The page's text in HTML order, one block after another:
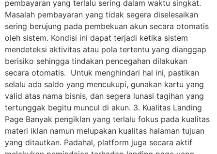
pembayaran yang terlalu sering dalam waktu singkat.
Masalah pembayaran yang tidak segera diselesaikan
sering berujung pada pembekuan akun secara otomatis
oleh sistem. Kondisi ini dapat terjadi ketika sistem
mendeteksi aktivitas atau pola tertentu yang dianggap
berisiko sehingga tindakan pencegahan dilakukan
secara otomatis. Untuk menghindari hal ini, pastikan
selalu ada saldo yang mencukupi, gunakan kartu yang
valid atas nama bisnis, dan segera lunasi tagihan yang
tertunggak begitu muncul di akun. 3. Kualitas Landing
Page Banyak pengiklan yang terlalu fokus pada kualitas
materi iklan namun melupakan kualitas halaman tujuan
yang ditautkan. Padahal, platform juga secara aktif